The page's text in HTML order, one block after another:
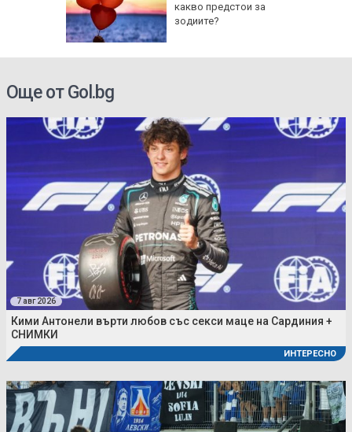
какво предстои за
зодиите?
Още от Gol.bg
7 авг 2026
Кими Антонели върти любов със секси маце на Сардиния +
СНИМКИ
ИНТЕРЕСНО